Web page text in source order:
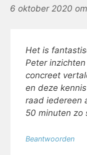
6 oktober 2020
Het is
Peter
concreet
en deze
raad iedereen
50 minuten zo
Beantwoorden